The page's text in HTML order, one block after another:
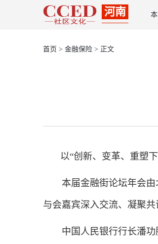
河南
首页 > 金融保险 > 正文
以“创新、变革、重塑下
本届金融街论坛年会由北
与会嘉宾深入交流、凝聚共
中国人民银行行长潘功